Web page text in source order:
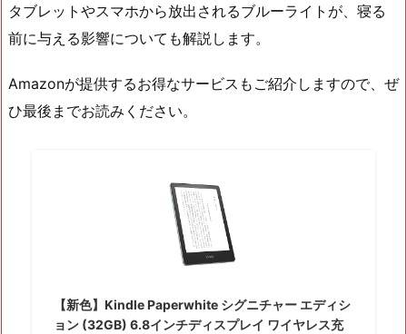
タブレットやスマホから放出されるブルーライトが、寝る
前に与える影響についても解説します。
Amazonが提供するお得なサービスもご紹介しますので、ぜ
ひ最後までお読みください。
【新色】Kindle Paperwhite シグニチャー エディシ
ョン (32GB) 6.8インチディスプレイ ワイヤレス充